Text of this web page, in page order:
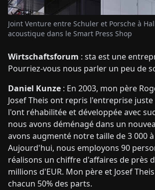
Joint Venture entre Schuler et Porsche à
acoustique dans le Smart Press Shop
Wirtschaftsforum : sta est une
Pourriez-vous nous parler un peu de
Daniel Kunze : En 2003, mon père
Josef Theis ont repris l'entreprise
l'ont réhabilitée et développée avec
nous avons déménagé dans un
avons augmenté notre taille de 3 000 à
Aujourd'hui, nous employons 90
réalisons un chiffre d'affaires de près
millions d'EUR. Mon père et Josef
chacun 50% des parts.